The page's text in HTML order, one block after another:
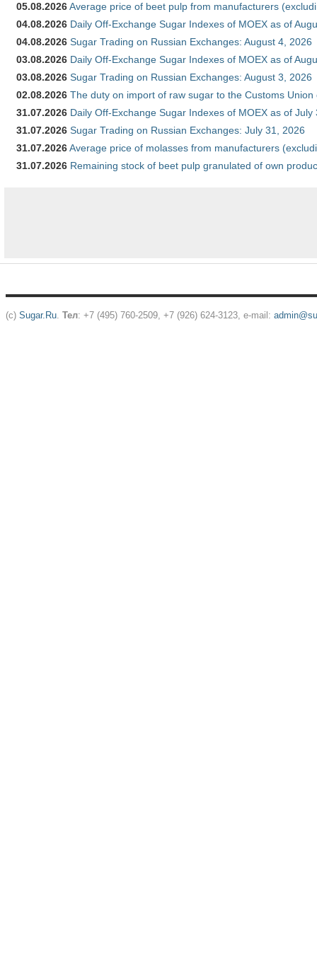
05.08.2026Average price of beet pulp from manufacturers
04.08.2026 Daily Off-Exchange Sugar Indexes of MOEX as of
04.08.2026 Sugar Trading on Russian Exchanges: August 4, 2026
03.08.2026 Daily Off-Exchange Sugar Indexes of MOEX as of
03.08.2026 Sugar Trading on Russian Exchanges: August 3, 2026
02.08.2026 The duty on import of raw sugar to the Customs
31.07.2026 Daily Off-Exchange Sugar Indexes of MOEX as of July
31.07.2026 Sugar Trading on Russian Exchanges: July 31, 2026
31.07.2026Average price of molasses from manufacturers
31.07.2026 Remaining stock of beet pulp granulated of own
(c) Sugar.Ru. Тел: +7 (495) 760-2509, +7 (926) 624-3123, e-mail: